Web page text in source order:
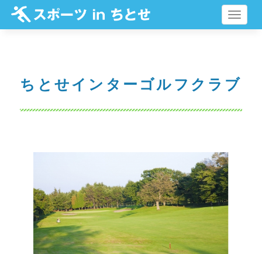
メ
ちとせインターゴルフクラブ